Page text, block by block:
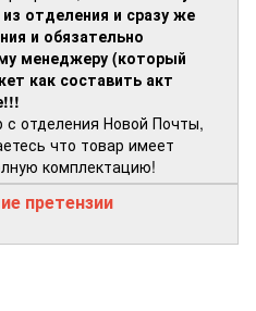
отделения и сразу же
и обязательно
менеджеру (который
как составить акт
с отделения Новой Почты,
что товар имеет
комплектацию!
претензии